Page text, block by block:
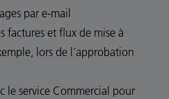
par e-mail
factures et flux de mise à
lors de l’approbation
le service Commercial pour